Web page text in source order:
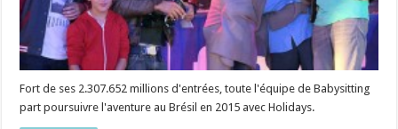
Fort de ses 2.307.652 millions d'entrées, toute l'équipe de Babysitting
part poursuivre l'aventure au Brésil en 2015 avec Holidays.